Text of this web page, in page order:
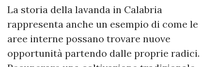
La storia della lavanda in Calabria
rappresenta anche un esempio di come le
aree interne possano trovare nuove
opportunità partendo dalle proprie radici.